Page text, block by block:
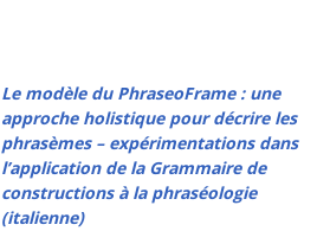
Le modèle du PhraseoFrame : une
approche holistique pour décrire les
phrasèmes – expérimentations dans
l’application de la Grammaire de
constructions à la phraséologie
(italienne)